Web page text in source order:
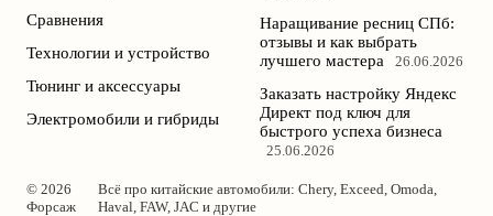
Сравнения
Технологии и устройство
Тюнинг и аксессуары
Электромобили и гибриды
Наращивание ресниц СПб:
отзывы и как выбрать
лучшего мастера
26.06.2026
Заказать настройку Яндекс
Директ под ключ для
быстрого успеха бизнеса
25.06.2026
© 2026
Форсаж
Всё про китайские автомобили: Chery, Exceed, Omoda,
Haval, FAW, JAC и другие